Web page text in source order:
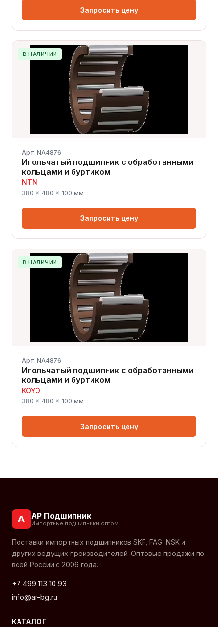
Запросить цену
В НАЛИЧИИ
Арт: NA4876
Игольчатый подшипник с обработанными
кольцами и буртиком
NTN
380 × 480 × 100 мм
Запросить цену
В НАЛИЧИИ
Арт: NA4876
Игольчатый подшипник с обработанными
кольцами и буртиком
KOYO
380 × 480 × 100 мм
Запросить цену
А АР Подшипник
Импортные подшипники оптом
Поставки импортных подшипников SKF, FAG, NSK и
других ведущих производителей. Оптовые продажи по
всей России с 2006 года.
+7 499 113 10 93
info@ar-bg.ru
КАТАЛОГ